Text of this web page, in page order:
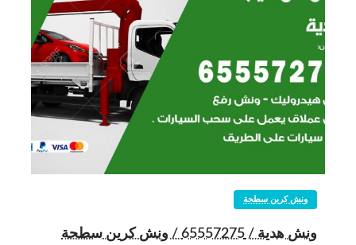
ونش كرين سطحة
ونش هدية / 65557275 / ونش كرين سطحة